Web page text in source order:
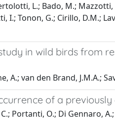
L.; Bado, M.; Mazzotti,
I.; Tonon, G.; Cirillo, D.M.;
in wild birds from
A.; van den Brand, J.M.A.;
of a
Portanti, O.; Di Gennaro,